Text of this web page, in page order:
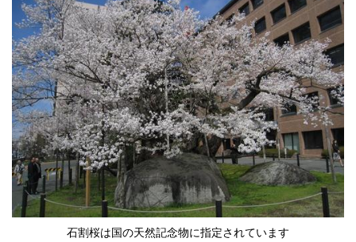
石割桜は国の天然記念物に指定されています